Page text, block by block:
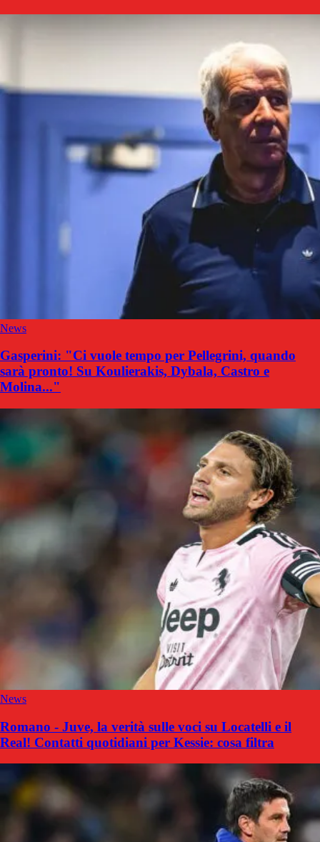
News
Gasperini: "Ci vuole tempo per Pellegrini, quando
sarà pronto! Su Koulierakis, Dybala, Castro e
Molina..."
News
Romano - Juve, la verità sulle voci su Locatelli e il
Real! Contatti quotidiani per Kessie: cosa filtra